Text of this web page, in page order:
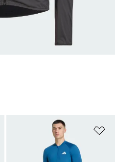
Op verlanglijst zetten